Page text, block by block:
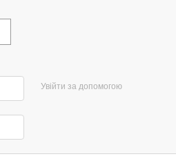
Увійти за допомогою